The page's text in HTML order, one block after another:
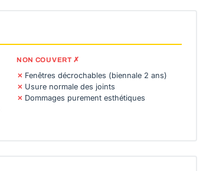
NON COUVERT ✗
Fenêtres décrochables (biennale 2 ans)
Usure normale des joints
Dommages purement esthétiques